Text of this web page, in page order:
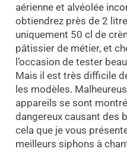
aérienne et alvéolée
obtiendrez près de 2
uniquement 50 cl de
pâtissier de métier, et
l’occasion de tester
Mais il est très difficile
les modèles.
appareils se sont
dangereux causant des
cela que je vous
meilleurs siphons à